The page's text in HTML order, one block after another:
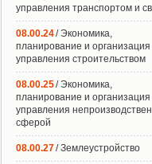
управления транспортом и
08.00.24/ Экономика,
планирование и организация
управления строительством
08.00.25/ Экономика,
планирование и организация
управления
сферой
08.00.27/ Землеустройство